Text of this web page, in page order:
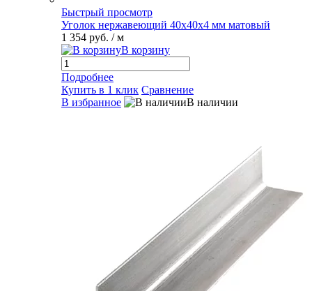
Быстрый просмотр
Уголок нержавеющий 40х40х4 мм матовый
1 354 руб. / м
В корзину
Подробнее
Купить в 1 клик Сравнение
В избранное
В наличии